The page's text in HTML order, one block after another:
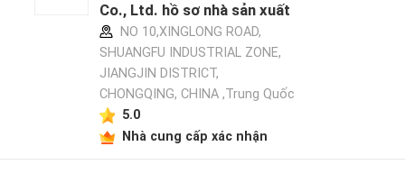
Co., Ltd. hồ sơ nhà sản xuất
NO 10,XINGLONG ROAD,
SHUANGFU INDUSTRIAL ZONE,
JIANGJIN DISTRICT,
CHONGQING, CHINA ,Trung Quốc
5.0
Nhà cung cấp xác nhận